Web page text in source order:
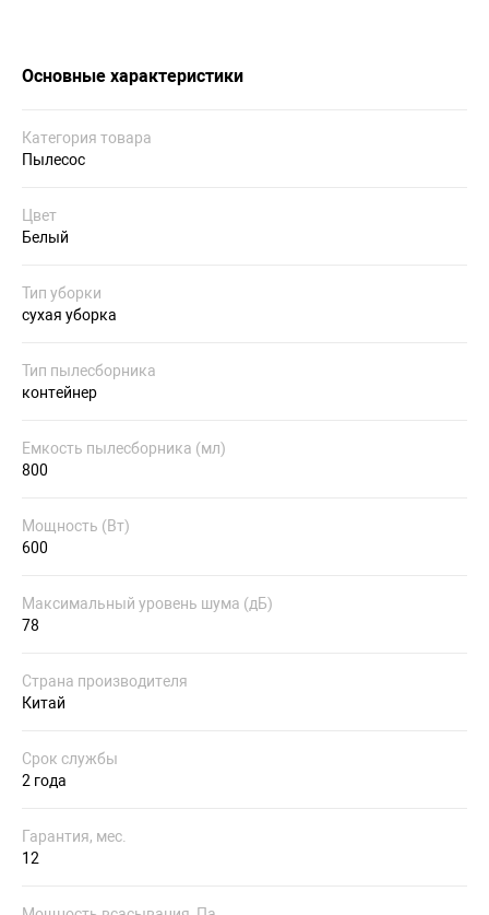
Основные характеристики
Категория товара
Пылесос
Цвет
Белый
Тип уборки
сухая уборка
Тип пылесборника
контейнер
Емкость пылесборника (мл)
800
Мощность (Вт)
600
Максимальный уровень шума (дБ)
78
Страна производителя
Китай
Срок службы
2 года
Гарантия, мес.
12